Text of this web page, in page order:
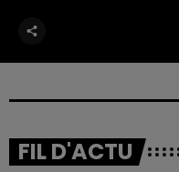
FIL D'ACTU